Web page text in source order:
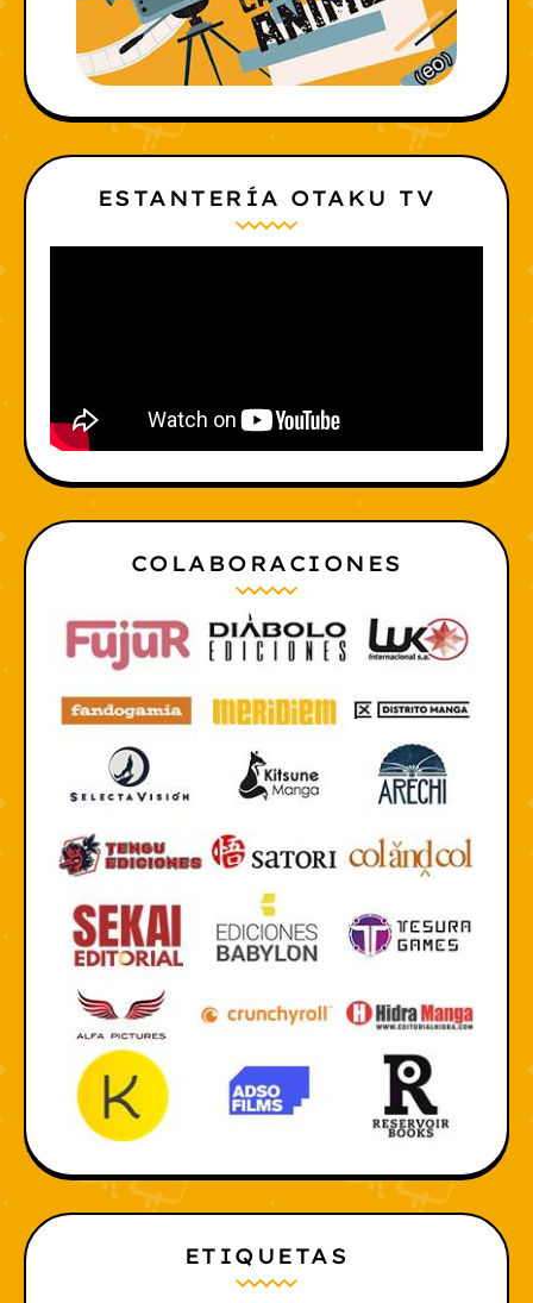
ESTANTERÍA OTAKU TV
COLABORACIONES
ETIQUETAS